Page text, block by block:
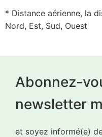
* Distance aérienne, la
Nord, Est, Sud, Ouest
Abonnez-
newsletter
et soyez informé(e)